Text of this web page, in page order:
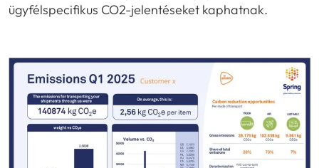
ügyfélspecifikus CO2-jelentéseket kaphatnak.